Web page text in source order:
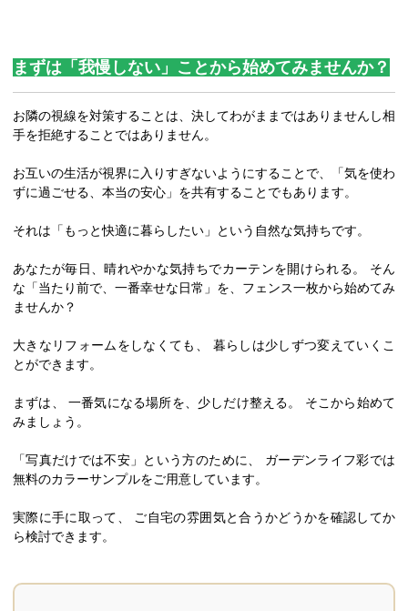
まずは「我慢しない」ことから始めてみませんか？
お隣の視線を対策することは、決してわがままではありませんし相
手を拒絶することではありません。
お互いの生活が視界に入りすぎないようにすることで、「気を使わ
ずに過ごせる、本当の安心」を共有することでもあります。
それは「もっと快適に暮らしたい」という自然な気持ちです。
あなたが毎日、晴れやかな気持ちでカーテンを開けられる。 そん
な「当たり前で、一番幸せな日常」を、フェンス一枚から始めてみ
ませんか？
大きなリフォームをしなくても、 暮らしは少しずつ変えていくこ
とができます。
まずは、 一番気になる場所を、少しだけ整える。 そこから始めて
みましょう。
「写真だけでは不安」という方のために、 ガーデンライフ彩では
無料のカラーサンプルをご用意しています。
実際に手に取って、 ご自宅の雰囲気と合うかどうかを確認してか
ら検討できます。